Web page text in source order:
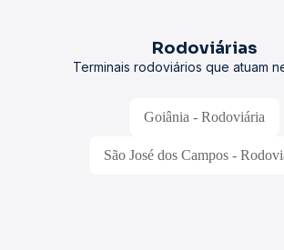
Rodoviárias
Terminais rodoviários que atuam
Goiânia - Rodoviária
São José dos Campos -